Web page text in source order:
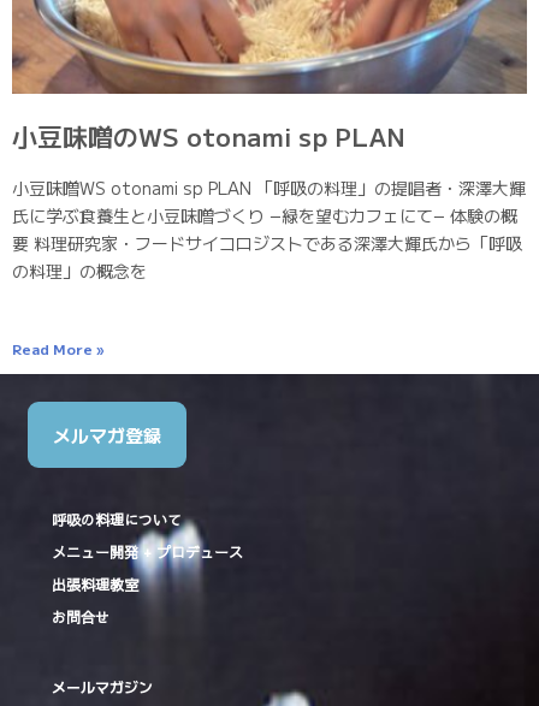
小豆味噌のWS otonami sp PLAN
小豆味噌WS otonami sp PLAN 「呼吸の料理」の提唱者・深澤大輝
氏に学ぶ食養生と小豆味噌づくり −緑を望むカフェにて− 体験の概
要 料理研究家・フードサイコロジストである深澤大輝氏から「呼吸
の料理」の概念を
Read More »
メルマガ登録
呼吸の料理について
メニュー開発 + プロデュース
出張料理教室
お問合せ
メールマガジン